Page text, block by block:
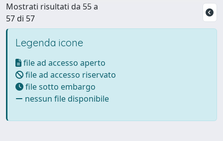
Mostrati risultati da 55 a
57 di 57
Legenda icone
file ad accesso aperto
file ad accesso riservato
file sotto embargo
nessun file disponibile